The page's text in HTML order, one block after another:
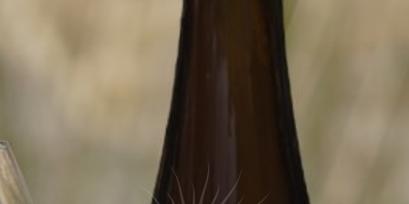
Une question ?
Remplissez le formulaire de contact